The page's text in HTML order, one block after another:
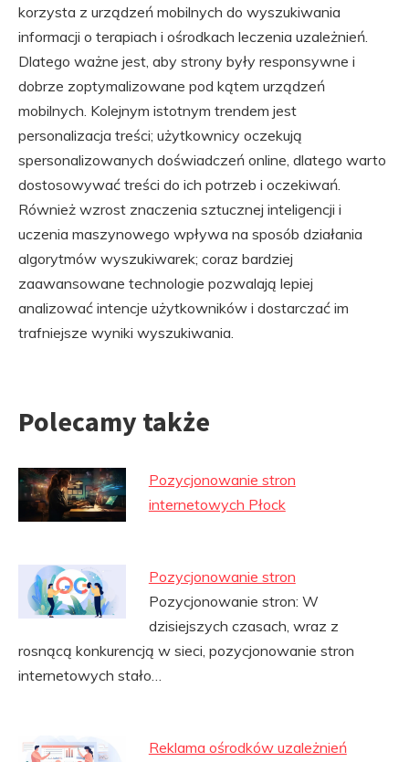
korzysta z urządzeń mobilnych do wyszukiwania
informacji o terapiach i ośrodkach leczenia uzależnień.
Dlatego ważne jest, aby strony były responsywne i
dobrze zoptymalizowane pod kątem urządzeń
mobilnych. Kolejnym istotnym trendem jest
personalizacja treści; użytkownicy oczekują
spersonalizowanych doświadczeń online, dlatego warto
dostosowywać treści do ich potrzeb i oczekiwań.
Również wzrost znaczenia sztucznej inteligencji i
uczenia maszynowego wpływa na sposób działania
algorytmów wyszukiwarek; coraz bardziej
zaawansowane technologie pozwalają lepiej
analizować intencje użytkowników i dostarczać im
trafniejsze wyniki wyszukiwania.
Polecamy także
Pozycjonowanie stron
internetowych Płock
Pozycjonowanie stron
Pozycjonowanie stron: W
dzisiejszych czasach, wraz z
rosnącą konkurencją w sieci, pozycjonowanie stron
internetowych stało…
Reklama ośrodków uzależnień